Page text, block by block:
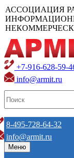
АССОЦИАЦИЯ
+7-916-628-59-
info@armit.ru
8-495-728-64-32
info@armit.ru
Меню